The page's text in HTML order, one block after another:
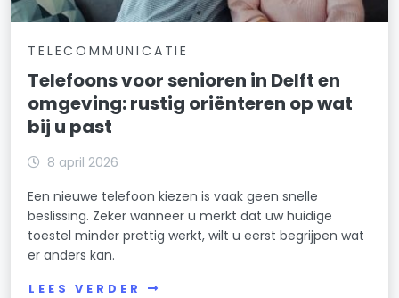
TELECOMMUNICATIE
Telefoons voor senioren in Delft en
omgeving: rustig oriënteren op wat
bij u past
8 april 2026
Een nieuwe telefoon kiezen is vaak geen snelle
beslissing. Zeker wanneer u merkt dat uw huidige
toestel minder prettig werkt, wilt u eerst begrijpen wat
er anders kan.
LEES VERDER